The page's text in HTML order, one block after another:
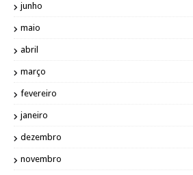
junho
maio
abril
março
fevereiro
janeiro
dezembro
novembro